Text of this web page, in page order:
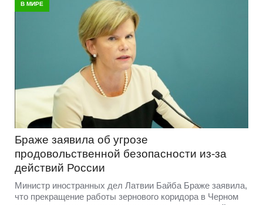
В МИРЕ
Браже заявила об угрозе
продовольственной безопасности из-за
действий России
Министр иностранных дел Латвии Байба Браже заявила,
что прекращение работы зернового коридора в Черном